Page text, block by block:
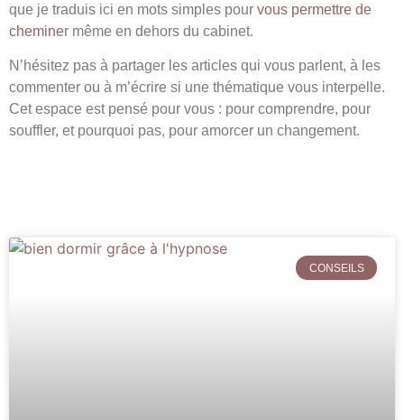
que je traduis ici en mots simples pour vous permettre de
cheminer même en dehors du cabinet.
N’hésitez pas à partager les articles qui vous parlent, à les
commenter ou à m’écrire si une thématique vous interpelle.
Cet espace est pensé pour vous : pour comprendre, pour
souffler, et pourquoi pas, pour amorcer un changement.
CONSEILS